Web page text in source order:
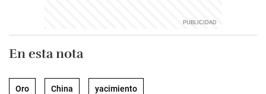
En esta nota
Oro China yacimiento